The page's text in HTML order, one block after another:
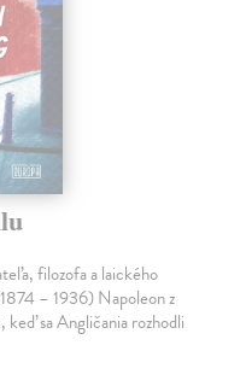
filozofa a laického
– 1936) Napoleon z
sa Angličania rozhodli